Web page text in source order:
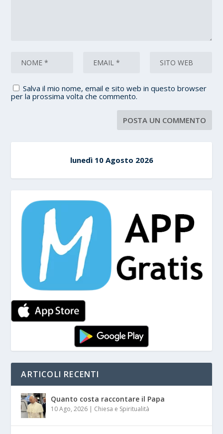
Salva il mio nome, email e sito web in questo browser
per la prossima volta che commento.
lunedì 10 Agosto 2026
ARTICOLI RECENTI
Quanto costa raccontare il Papa
10 Ago, 2026 | Chiesa e Spiritualità